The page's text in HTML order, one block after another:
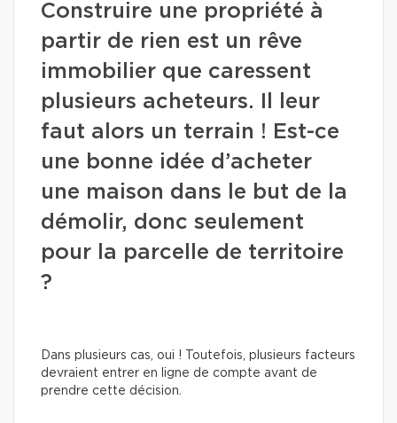
Construire une propriété à
partir de rien est un rêve
immobilier que caressent
plusieurs acheteurs. Il leur
faut alors un terrain ! Est-ce
une bonne idée d’acheter
une maison dans le but de la
démolir, donc seulement
pour la parcelle de territoire
?
Dans plusieurs cas, oui ! Toutefois, plusieurs facteurs
devraient entrer en ligne de compte avant de
prendre cette décision.